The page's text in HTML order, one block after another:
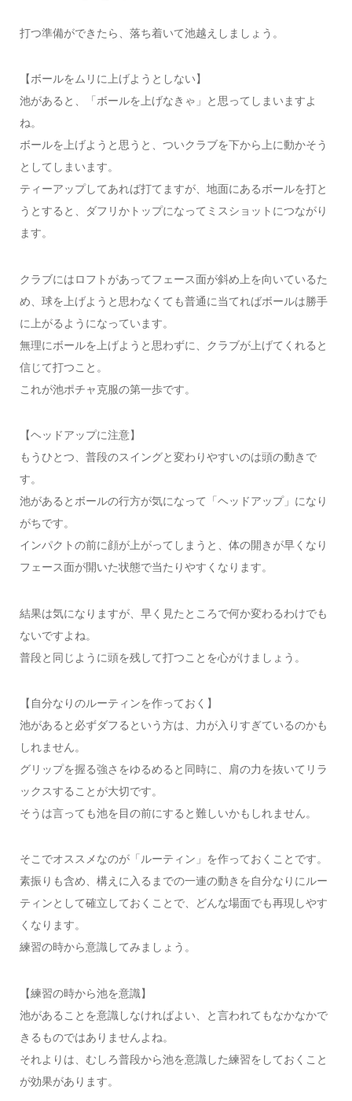
打つ準備ができたら、落ち着いて池越えしましょう。
【ボールをムリに上げようとしない】
池があると、「ボールを上げなきゃ」と思ってしまいますよ
ね。
ボールを上げようと思うと、ついクラブを下から上に動かそう
としてしまいます。
ティーアップしてあれば打てますが、地面にあるボールを打と
うとすると、ダフリかトップになってミスショットにつながり
ます。
クラブにはロフトがあってフェース面が斜め上を向いているた
め、球を上げようと思わなくても普通に当てればボールは勝手
に上がるようになっています。
無理にボールを上げようと思わずに、クラブが上げてくれると
信じて打つこと。
これが池ポチャ克服の第一歩です。
【ヘッドアップに注意】
もうひとつ、普段のスイングと変わりやすいのは頭の動きで
す。
池があるとボールの行方が気になって「ヘッドアップ」になり
がちです。
インパクトの前に顔が上がってしまうと、体の開きが早くなり
フェース面が開いた状態で当たりやすくなります。
結果は気になりますが、早く見たところで何か変わるわけでも
ないですよね。
普段と同じように頭を残して打つことを心がけましょう。
【自分なりのルーティンを作っておく】
池があると必ずダフるという方は、力が入りすぎているのかも
しれません。
グリップを握る強さをゆるめると同時に、肩の力を抜いてリラ
ックスすることが大切です。
そうは言っても池を目の前にすると難しいかもしれません。
そこでオススメなのが「ルーティン」を作っておくことです。
素振りも含め、構えに入るまでの一連の動きを自分なりにルー
ティンとして確立しておくことで、どんな場面でも再現しやす
くなります。
練習の時から意識してみましょう。
【練習の時から池を意識】
池があることを意識しなければよい、と言われてもなかなかで
きるものではありませんよね。
それよりは、むしろ普段から池を意識した練習をしておくこと
が効果があります。